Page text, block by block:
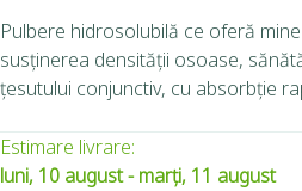
Pulbere hidrosolubilă ce oferă
susținerea densității osoase,
țesutului conjunctiv, cu absorbție
Estimare livrare:
luni, 10 august - marți, 11 august